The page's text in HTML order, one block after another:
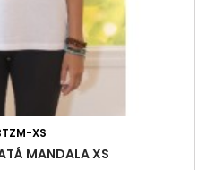
XS
MANDALA XS